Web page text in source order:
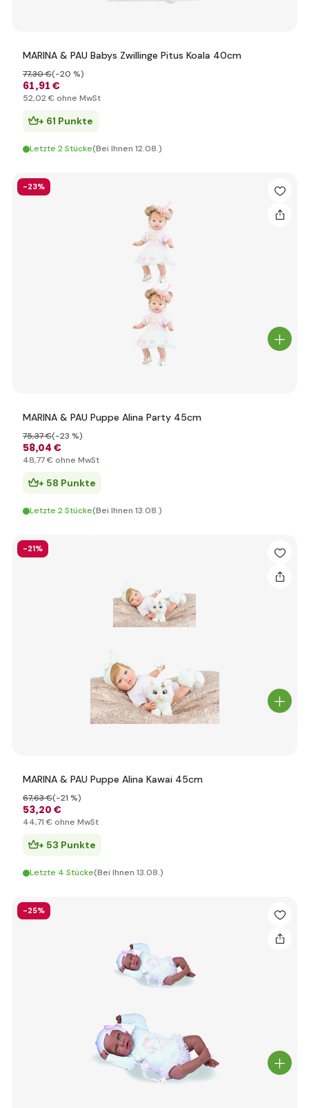
MARINA & PAU Babys Zwillinge Pitus Koala 40cm
61,91 €
77,30 €(-20 %)
52,02 € ohne MwSt
+ 61 Punkte
Letzte 2 Stücke(Bei Ihnen 12.08.)
-23%
MARINA & PAU Puppe Alina Party 45cm
58,04 €
75,37 €(-23 %)
48,77 € ohne MwSt
+ 58 Punkte
Letzte 2 Stücke(Bei Ihnen 13.08.)
-21%
MARINA & PAU Puppe Alina Kawai 45cm
53,20 €
67,63 €(-21 %)
44,71 € ohne MwSt
+ 53 Punkte
Letzte 4 Stücke(Bei Ihnen 13.08.)
-25%